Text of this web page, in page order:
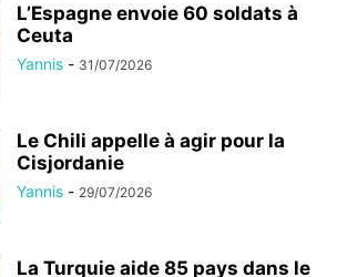
L’Espagne envoie 60 soldats à
Ceuta
Yannis - 31/07/2026
Le Chili appelle à agir pour la
Cisjordanie
Yannis - 29/07/2026
La Turquie aide 85 pays dans le